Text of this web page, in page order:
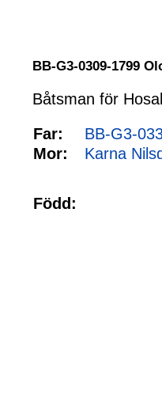
BB-G3-0309-1799
Båtsman för
Far:
BB-G3-
Mor:
Karna
Född: